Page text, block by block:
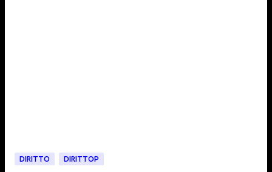
DIRITTO DIRITTOP